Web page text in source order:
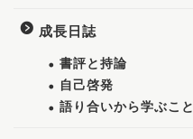
成長日誌
書評と持論
自己啓発
語り合いから学ぶこと